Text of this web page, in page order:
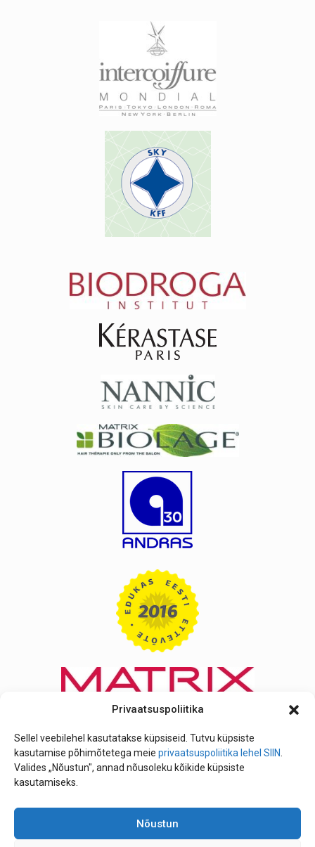
Privaatsuspoliitika
Sellel veebilehel kasutatakse küpsiseid. Tutvu küpsiste
kasutamise põhimõtetega meie privaatsuspoliitika lehel SIIN
Valides „Nõustun", annad nõusoleku kõikide küpsiste
kasutamiseks.
Nõustun